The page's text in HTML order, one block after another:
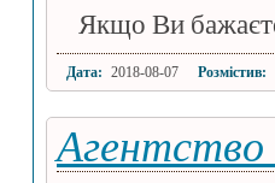
Якщо Ви
Дата: 2018-08-07 Розмістив:
Агентство